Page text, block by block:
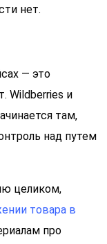
нет.
— это
Wildberries и
там,
над путем
целиком,
товара в
про